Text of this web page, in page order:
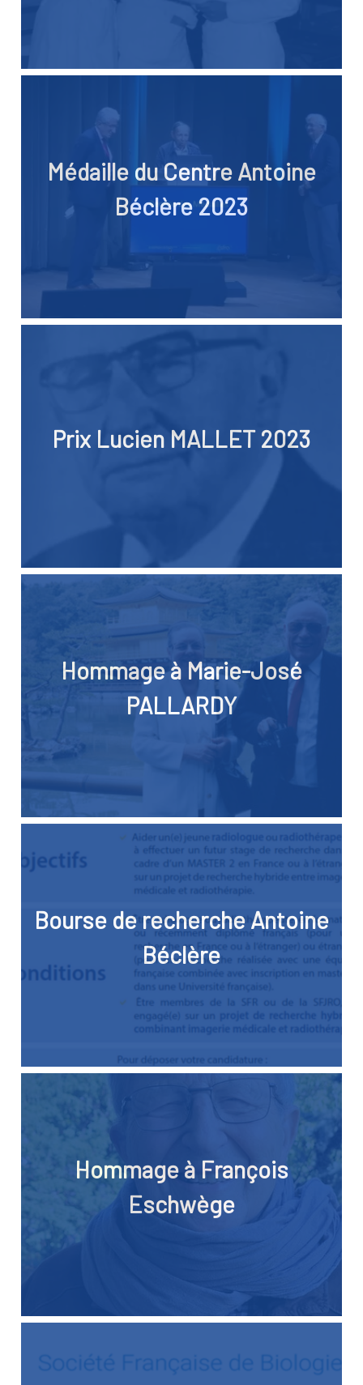
Médaille du Centre Antoine
Béclère 2023
Prix Lucien MALLET 2023
Hommage à Marie-José
PALLARDY
Bourse de recherche Antoine
Béclère
Hommage à François
Eschwège